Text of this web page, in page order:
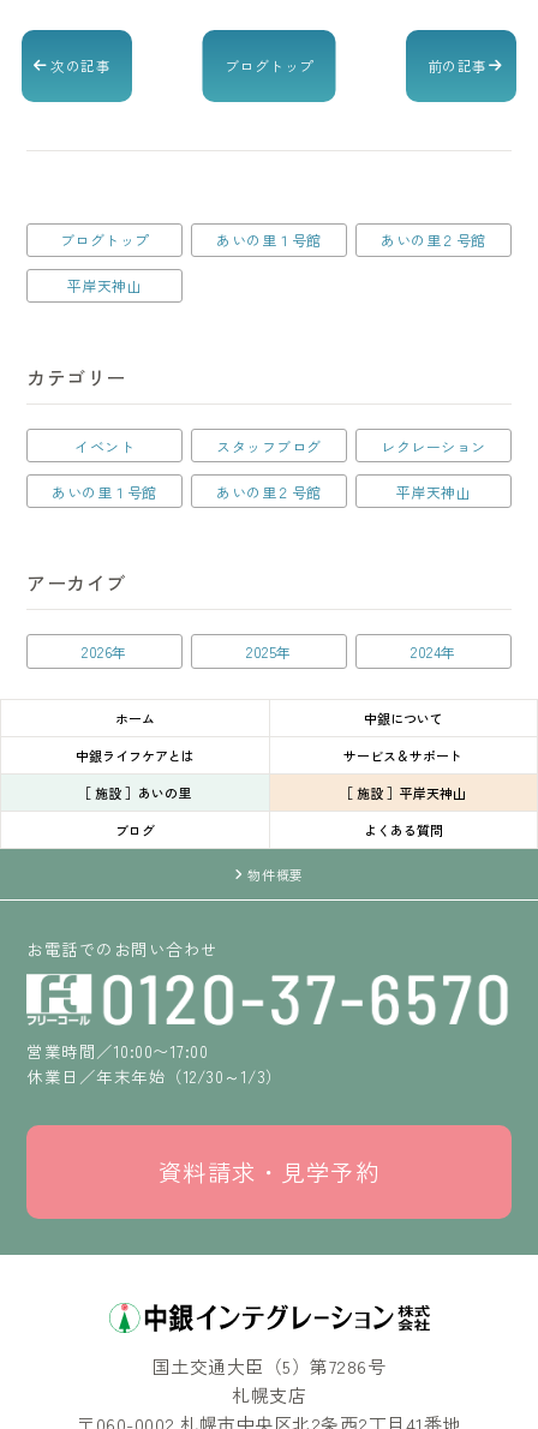
ブログトップ あいの里１号館 あいの里２号館
平岸天神山
カテゴリー
イベント スタッフブログ レクレーション
あいの里１号館 あいの里２号館 平岸天神山
アーカイブ
2026年 2025年 2024年
次の記事 ブログトップ 前の記事
ホーム
中銀について
中銀ライフケアとは
サービス＆サポート
［ 施設 ］あいの里
［ 施設 ］平岸天神山
ブログ
よくある質問
物件概要
お電話でのお問い合わせ
営業時間／10:00〜17:00
休業日／年末年始（12/30～1/3）
資料請求・見学予約
国土交通大臣（5）第7286号
札幌支店
〒060-0002 札幌市中央区北2条西2丁目41番地